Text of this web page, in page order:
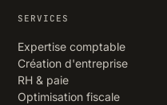
SERVICES
Expertise comptable
Création d'entreprise
RH & paie
Optimisation fiscale